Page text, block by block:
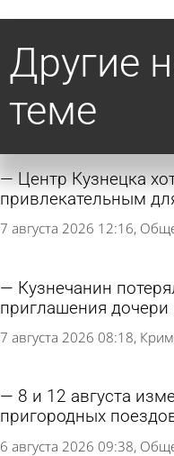
Другие
теме
Центр Кузнецка
привлекательным
7 августа 2026 12:16
Кузнечанин
приглашения дочери
7 августа 2026 08:18
8 и 12 августа
пригородных
6 августа 2026 09:38